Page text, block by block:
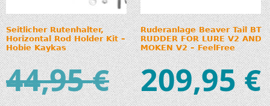
Seitlicher Rutenhalter,
Horizontal Rod Holder Kit –
Hobie Kaykas
44,95€
Ruderanlage Beaver Tail BT
RUDDER FOR LURE V2 AND
MOKEN V2 – FeelFree
209,95€